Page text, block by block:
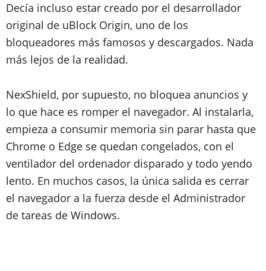
Decía incluso estar creado por el desarrollador
original de uBlock Origin, uno de los
bloqueadores más famosos y descargados. Nada
más lejos de la realidad.
NexShield, por supuesto, no bloquea anuncios y
lo que hace es romper el navegador. Al instalarla,
empieza a consumir memoria sin parar hasta que
Chrome o Edge se quedan congelados, con el
ventilador del ordenador disparado y todo yendo
lento. En muchos casos, la única salida es cerrar
el navegador a la fuerza desde el Administrador
de tareas de Windows.